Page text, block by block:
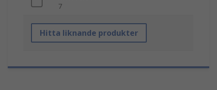
7
Hitta liknande produkter